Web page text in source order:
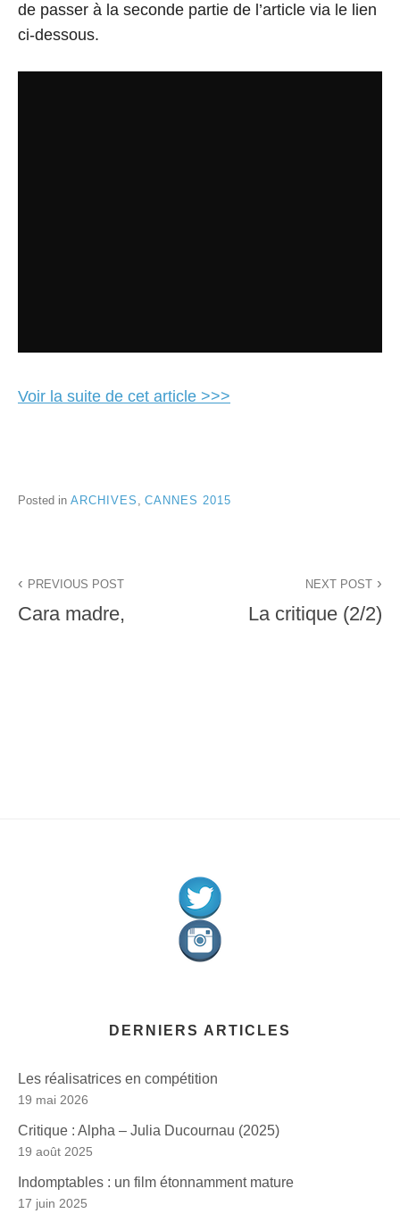
de passer à la seconde partie de l’article via le lien
ci-dessous.
Voir la suite de cet article >>>
Posted in ARCHIVES , CANNES 2015
de
PREVIOUS POST
Cara madre,
NEXT POST
La critique (2/2)
DERNIERS ARTICLES
Les réalisatrices en compétition
19 mai 2026
Critique : Alpha – Julia Ducournau (2025)
19 août 2025
Indomptables : un film étonnamment mature
17 juin 2025